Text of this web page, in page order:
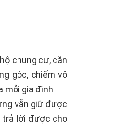
chung cư, căn
góc, chiếm vô
mỗi gia đình.
vẫn giữ được
trả lời được cho